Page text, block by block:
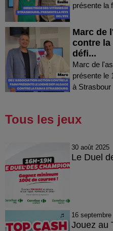
présente la
Marc de
contre la
défi...
Marc de
présente le
à Strasbour
Tous les jeux
30 août 2025
Le Duel
16 septembre
Jouez au